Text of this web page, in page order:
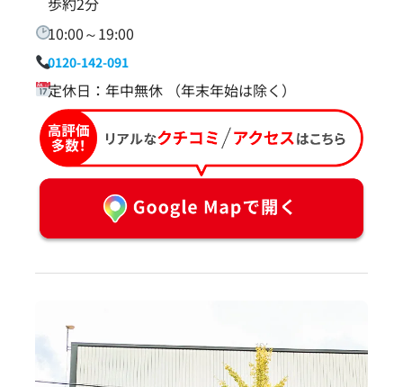
10:00～19:00
0120-142-091
定休日：年中無休 （年末年始は除く）